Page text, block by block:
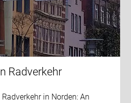
Radverkehr
in Norden: An